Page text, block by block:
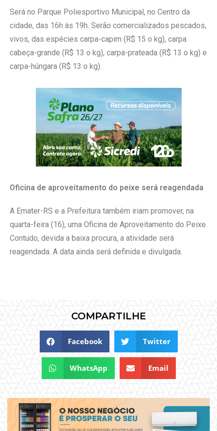
Será no Parque Poliesportivo Municipal, no Centro da
cidade, das 16h às 19h. Serão comercializados pescados,
vivos, das espécies carpa-capim (R$ 15 o kg), carpa
cabeça-grande (R$ 13 o kg), carpa-prateada (R$ 13 o kg) e
carpa-húngara (R$ 13 o kg).
Oficina de aproveitamento do peixe será reagendada
A Emater-RS e a Prefeitura também iriam promover, na
quarta-feira (16), uma Oficina de Aproveitamento do Peixe.
Contudo, devida a baixa procura, a atividade será
reagendada. A data ainda será definida e divulgada.
COMPARTILHE
Facebook Twitter
WhatsApp Email